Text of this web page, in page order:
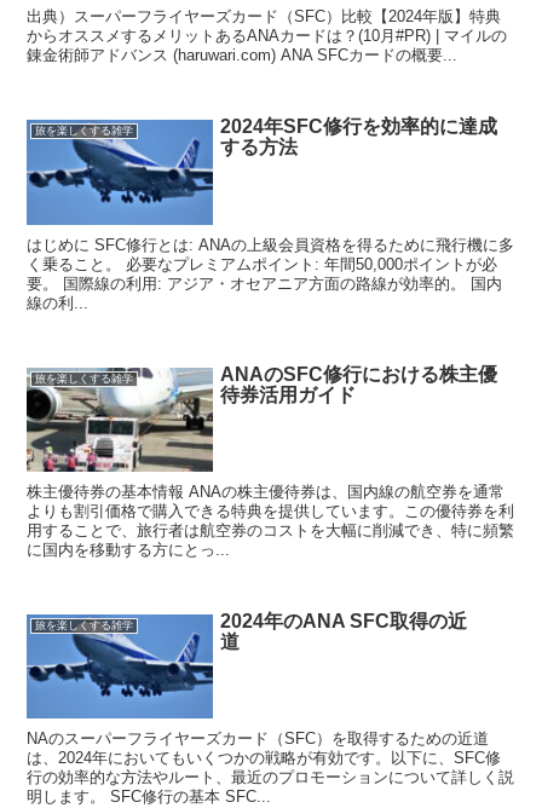
出典）スーパーフライヤーズカード（SFC）比較【2024年版】特典
からオススメするメリットあるANAカードは？(10月#PR) | マイルの
錬金術師アドバンス (haruwari.com) ANA SFCカードの概要...
旅を楽しくする雑学
2024年SFC修行を効率的に達成
する方法
はじめに SFC修行とは: ANAの上級会員資格を得るために飛行機に多
く乗ること。 必要なプレミアムポイント: 年間50,000ポイントが必
要。 国際線の利用: アジア・オセアニア方面の路線が効率的。 国内
線の利...
旅を楽しくする雑学
ANAのSFC修行における株主優
待券活用ガイド
株主優待券の基本情報 ANAの株主優待券は、国内線の航空券を通常
よりも割引価格で購入できる特典を提供しています。この優待券を利
用することで、旅行者は航空券のコストを大幅に削減でき、特に頻繁
に国内を移動する方にとっ...
旅を楽しくする雑学
2024年のANA SFC取得の近
道
NAのスーパーフライヤーズカード（SFC）を取得するための近道
は、2024年においてもいくつかの戦略が有効です。以下に、SFC修
行の効率的な方法やルート、最近のプロモーションについて詳しく説
明します。 SFC修行の基本 SFC...